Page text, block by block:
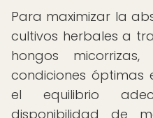
Para maximizar la
cultivos herbales a
hongos
condiciones óptimas
el equilibrio
disponibilidad de